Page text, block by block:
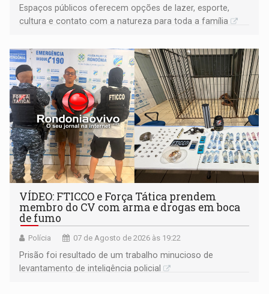
Espaços públicos oferecem opções de lazer, esporte,
cultura e contato com a natureza para toda a família
VÍDEO: FTICCO e Força Tática prendem
membro do CV com arma e drogas em boca
de fumo
Polícia 07 de Agosto de 2026 às 19:22
Prisão foi resultado de um trabalho minucioso de
levantamento de inteligência policial